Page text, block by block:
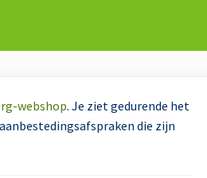
webshop. Je ziet gedurende het
die zijn